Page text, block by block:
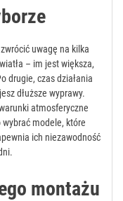
uwagę na kilka
– im jest większa,
drugie, czas działania
dłuższe wyprawy.
atmosferyczne
modele, które
ich niezawodność
montażu